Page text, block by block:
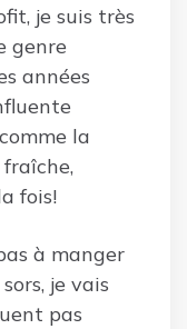
je suis très
genre
années
la
fois!
à manger
je vais
pas